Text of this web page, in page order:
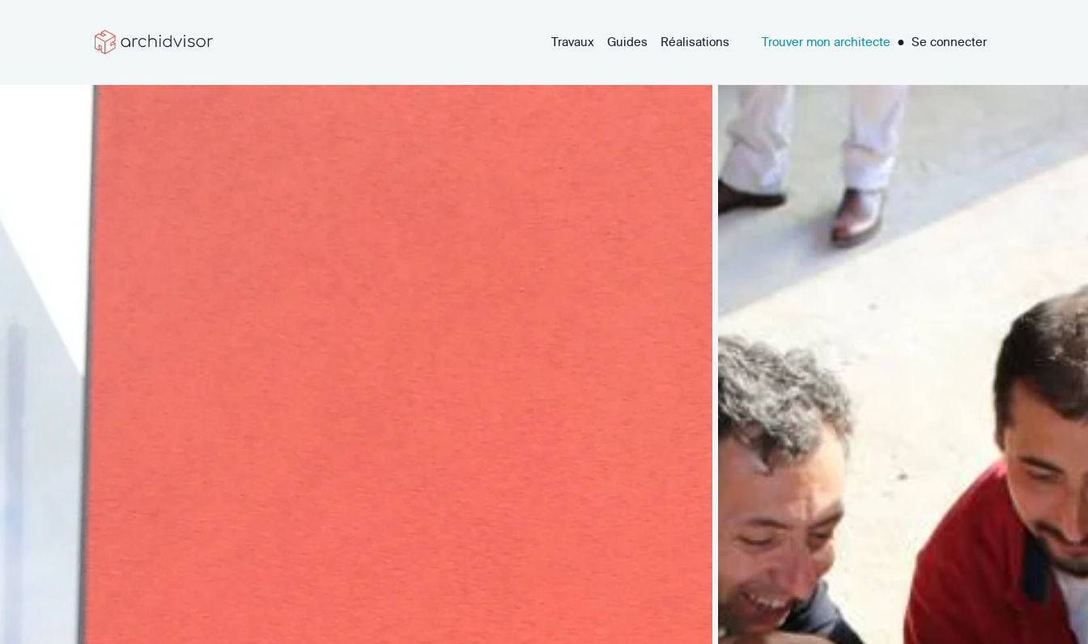
Travaux Guides Réalisations Trouver mon architecte ● Se connecter